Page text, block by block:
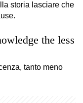
storia lasciare che
the less
tanto meno